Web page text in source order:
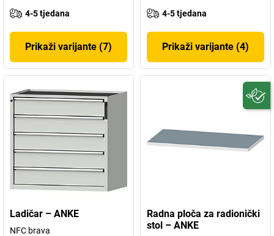
4-5 tjedana
Prikaži varijante (7)
4-5 tjedana
Prikaži varijante (4)
Ladičar – ANKE
NFC brava
Radna ploča za radionički
stol – ANKE